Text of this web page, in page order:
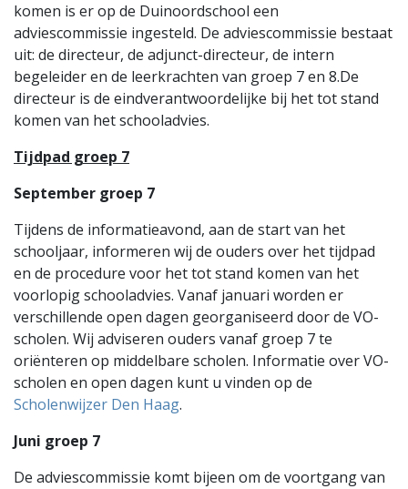
komen is er op de Duinoordschool een
adviescommissie ingesteld. De adviescommissie bestaat
uit: de directeur, de adjunct-directeur, de intern
begeleider en de leerkrachten van groep 7 en 8.De
directeur is de eindverantwoordelijke bij het tot stand
komen van het schooladvies.
Tijdpad groep 7
September groep 7
Tijdens de informatieavond, aan de start van het
schooljaar, informeren wij de ouders over het tijdpad
en de procedure voor het tot stand komen van het
voorlopig schooladvies. Vanaf januari worden er
verschillende open dagen georganiseerd door de VO-
scholen. Wij adviseren ouders vanaf groep 7 te
oriënteren op middelbare scholen. Informatie over VO-
scholen en open dagen kunt u vinden op de
Scholenwijzer Den Haag.
Juni groep 7
De adviescommissie komt bijeen om de voortgang van